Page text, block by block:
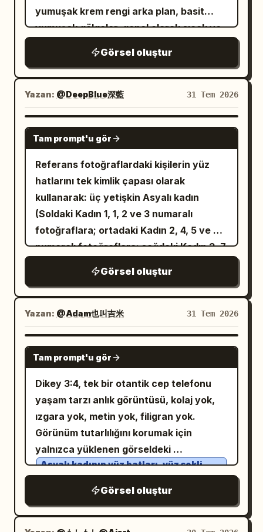
kabulleniyor. O anda,
içten bir gülümsemeye sahip 25
yanına geliyor. Nazikçe şemsiyesini
Başını kaldırıp gözleri buluştuğunda,
sessiz ve içten bir gülümseme
siyah beyaz dünya canlı renklere
parlıyor, şehir ışıkları sıcak ve canlı bir
hale geliyor ve etraflarındaki her detay
hayat buluyor. Kalabalık arka planda
bulanık ve önemsiz bir şekilde kalırken,
ikisi şemsiyenin altında durup sessiz,
büyülü bir bağ paylaşıyorlar. Sahne
duygusal, romantik ve umut dolu; tek bir
iyilik hareketinin birinin hayatına nasıl
yumuşak krem rengi arka plan, basit
yumuşak gölgeler, genel olarak sıcak ve
kare 1:1, standart 2x2 dört panelli düzen,
her panel arasında ince kahverengi
kenarlıklar. Üst başlık: her iki yanında
küçük bir kalp bulunan, el yazısı koyu
kahverengi hissi veren büyük
karakterlerle " Çiftin Günü
panelli içerik] Panel 1: Genç bir Asyalı
çiftin ayakta portresi.
erkek ,
karakterin arkasında duruyor, elleri
nazikçe omuzlarında, ikisi de kameraya
gülümsüyor. Panel 2: Çift rahat bir iç
mekanda oturuyor, iki elleriyle kupaları
tutuyor, birbirlerine gülümsüyorlar.
Kadının üzerinde net bir Çince diyalog
balonu var: "Her zaman yanımda
olduğun için teşekkür ederim." Beyaz
yuvarlatılmış diyalog balonu, net siyah
metin. Panel 3: Çift mutfakta birlikte
yemek pişiriyor. Ocakta yan yana
yardım ediyor, ifadeleri odaklanmış ve
mutlu. Panel 4: Çift sıkıca sarılıyor. Erkek,
kadının alnını nazikçe öpmek için başını
eğiyor, kadın gözlerini kapatıp
gülümsüyor. [Karakter Tutarlılığı Zorunlu
4. panele kadar yüz, saç stili, kıyafet ve
vücut oranlarını tamamen aynı
tutmalıdır. Kaymaya izin verilmez. Erkek:
Görsel oluştur
Yazan: @DeepBlue深藍 31 Tem 2026
GPT IMAGE 2
Tam prompt'u gör
Referans fotoğraflardaki kişilerin yüz
hatlarını tek kimlik çapası olarak
kullanarak: üç yetişkin Asyalı kadın
(Soldaki Kadın 1, 1, 2 ve 3 numaralı
fotoğraflara; ortadaki Kadın 2, 4, 5 ve 6
numaralı fotoğraflara; sağdaki Kadın 3, 7,
gelir). Herhangi bir tasarım kaygısı
taşımayan bir iPhone 17 Pro mobil anlık
çekimi. Çok gerçekçi bir tarz; sanatsal
işleme yok, sinematik his yok, influencer
filtreleri yok, kasıtlı kompozisyon yok,
fotoğrafçılık teknikleri yok; çıplak gözle
görüldüğü gibi gerçek yaşam kaydını geri
yansıtıyor. Kırsal bir lotus göletinin
kenarında gezinen üç genç kadın.
edilmiş bir qipao etek giyiyor. Ortadaki
kız beyaz bir askılı bluz ve kot pantolon
giyiyor. Sağdaki kız açık mor çiçekli bir
elbise giyiyor.
lotus göleti, ahşap yürüyüş yolları, küçük
köprüler ve beyaz duvarlı çiftlik
Görsel oluştur
Yazan: @Adam也叫吉米 31 Tem 2026
GPT IMAGE 2
Tam prompt'u gör
Dikey 3:4, tek bir otantik cep telefonu
yaşam tarzı anlık görüntüsü, kolaj yok,
ızgara yok, metin yok, filigran yok.
Görünüm tutarlılığını korumak için
yalnızca yüklenen görseldeki
Asyalı kadının yüz hatları, yüz şekli,
uzun düz siyah saç, doğal cilt dokusu
ve genel mizaca başvurun. Orijinal
görseldeki tek kişilik pozu
Görsel oluştur